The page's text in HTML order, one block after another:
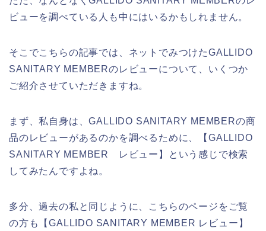
ビューを調べている人も中にはいるかもしれません。
そこでこちらの記事では、ネットでみつけたGALLIDO
SANITARY MEMBERのレビューについて、いくつか
ご紹介させていただきますね。
まず、私自身は、GALLIDO SANITARY MEMBERの商
品のレビューがあるのかを調べるために、【GALLIDO
SANITARY MEMBER レビュー】という感じで検索
してみたんですよね。
多分、過去の私と同じように、こちらのページをご覧
の方も【GALLIDO SANITARY MEMBER レビュー】